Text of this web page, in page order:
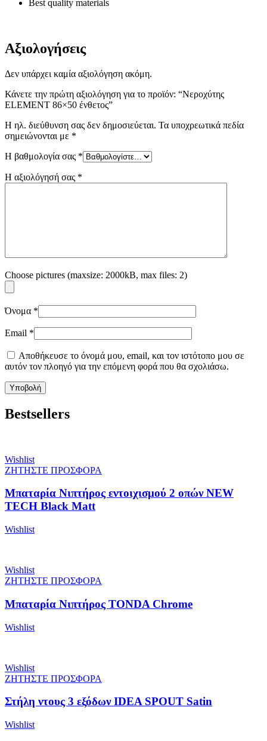
Best quality materials
Αξιολογήσεις
Δεν υπάρχει καμία αξιολόγηση ακόμη.
Κάνετε την πρώτη αξιολόγηση για το προϊόν: “Νεροχύτης
ELEMENT 86×50 ένθετος”
Η ηλ. διεύθυνση σας δεν δημοσιεύεται. Τα υποχρεωτικά πεδία
σημειώνονται με *
Η βαθμολογία σας *
Η αξιολόγησή σας *
Choose pictures (maxsize: 2000kB, max files: 2)
Όνομα *
Email *
Αποθήκευσε το όνομά μου, email, και τον ιστότοπο μου σε
αυτόν τον πλοηγό για την επόμενη φορά που θα σχολιάσω.
Bestsellers
Wishlist
ΖΗΤΗΣΤΕ ΠΡΟΣΦΟΡΑ
Μπαταρία Νιπτήρος εντοιχισμού 2 οπών NEW
TECH Black Matt
Wishlist
Wishlist
ΖΗΤΗΣΤΕ ΠΡΟΣΦΟΡΑ
Μπαταρία Νιπτήρος TONDA Chrome
Wishlist
Wishlist
ΖΗΤΗΣΤΕ ΠΡΟΣΦΟΡΑ
Στήλη ντους 3 εξόδων IDEA SPOUT Satin
Wishlist